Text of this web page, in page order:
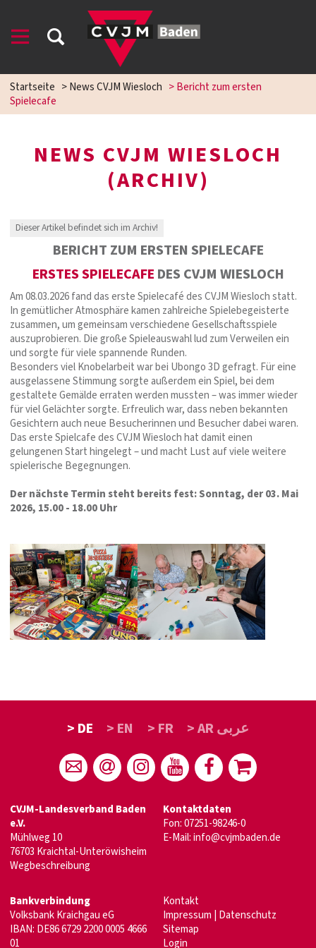
Startseite >News CVJM Wiesloch >Bericht zum ersten
Spielecafe
NEWS CVJM WIESLOCH
(ARCHIV)
Dieser Artikel befindet sich im Archiv!
BERICHT ZUM ERSTEN SPIELECAFE
ERSTES SPIELECAFE DES CVJM WIESLOCH
Am 08.03.2026 fand das erste Spielecafé des CVJM Wiesloch statt.
In gemütlicher Atmosphäre kamen zahlreiche Spielebegeisterte
zusammen, um gemeinsam verschiedene Gesellschaftsspiele
auszuprobieren. Die große Spieleauswahl lud zum Verweilen ein
und sorgte für viele spannende Runden.
Besonders viel Knobelarbeit war bei Ubongo 3D gefragt. Für eine
ausgelassene Stimmung sorgte außerdem ein Spiel, bei dem
gestaltete Gemälde erraten werden mussten – was immer wieder
für viel Gelächter sorgte. Erfreulich war, dass neben bekannten
Gesichtern auch neue Besucherinnen und Besucher dabei waren.
Das erste Spielcafe des CVJM Wiesloch hat damit einen
gelungenen Start hingelegt – und macht Lust auf viele weitere
spielerische Begegnungen.
Der nächste Termin steht bereits fest: Sonntag, der 03. Mai
2026, 15.00 - 18.00 Uhr
> DE > EN > FR > AR عربى
CVJM-Landesverband Baden
e.V.
Mühlweg 10
76703 Kraichtal-Unteröwisheim
Wegbeschreibung
Kontaktdaten
Fon: 07251-98246-0
E-Mail:info@cvjmbaden.de
Bankverbindung
Volksbank Kraichgau eG
IBAN: DE86 6729 2200 0005 4666
01
Kontakt
Impressum Datenschutz
Sitemap
Login